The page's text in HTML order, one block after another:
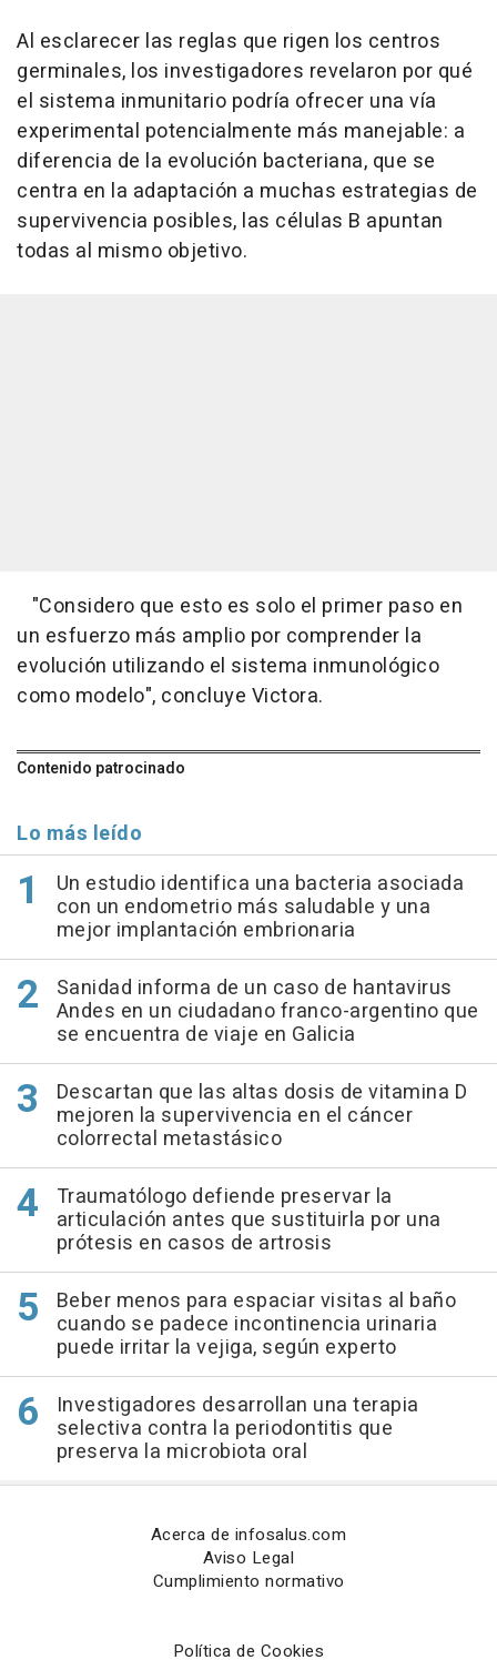
Al esclarecer las reglas que rigen los centros
germinales, los investigadores revelaron por qué
el sistema inmunitario podría ofrecer una vía
experimental potencialmente más manejable: a
diferencia de la evolución bacteriana, que se
centra en la adaptación a muchas estrategias de
supervivencia posibles, las células B apuntan
todas al mismo objetivo.
"Considero que esto es solo el primer paso en
un esfuerzo más amplio por comprender la
evolución utilizando el sistema inmunológico
como modelo", concluye Victora.
Contenido patrocinado
Lo más leído
Un estudio identifica una bacteria asociada
con un endometrio más saludable y una
mejor implantación embrionaria
Sanidad informa de un caso de hantavirus
Andes en un ciudadano franco-argentino que
se encuentra de viaje en Galicia
Descartan que las altas dosis de vitamina D
mejoren la supervivencia en el cáncer
colorrectal metastásico
Traumatólogo defiende preservar la
articulación antes que sustituirla por una
prótesis en casos de artrosis
Beber menos para espaciar visitas al baño
cuando se padece incontinencia urinaria
puede irritar la vejiga, según experto
Investigadores desarrollan una terapia
selectiva contra la periodontitis que
preserva la microbiota oral
Acerca de infosalus.com
Aviso Legal
Cumplimiento normativo
Política de Cookies